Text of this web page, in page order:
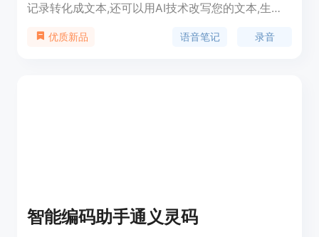
记录转化成文本,还可以用AI技术改写您的文本,生成
子、电子邮件等。无论您需要整理任务、分享想法、
优质新品 语音笔记 录音
智能编码助手通义灵码